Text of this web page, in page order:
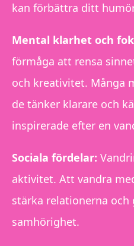
kan förbättra ditt
Mental klarhet och
förmåga att rensa
och kreativitet. Många
de tänker klarare och
inspirerade efter en
Sociala fördelar:
aktivitet. Att vandra
stärka relationerna och
samhörighet.